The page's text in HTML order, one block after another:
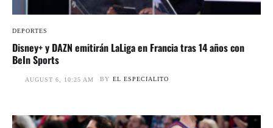
DEPORTES
Disney+ y DAZN emitirán LaLiga en Francia tras 14 años con
BeIn Sports
AUGUST 6, 10:25 AM BY EL ESPECIALITO